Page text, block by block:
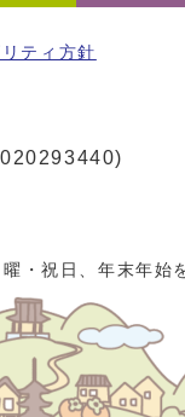
ティ方針
・祝日、年末年始